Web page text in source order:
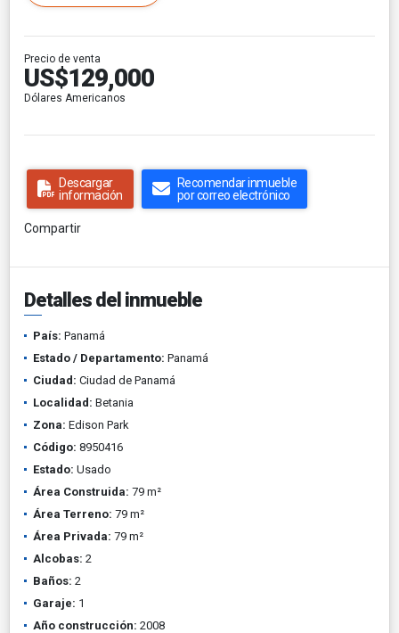
Precio de venta
US$129,000
Dólares Americanos
Descargar
información
Recomendar inmueble
por correo electrónico
Compartir
Detalles del inmueble
País: Panamá
Estado / Departamento: Panamá
Ciudad: Ciudad de Panamá
Localidad: Betania
Zona: Edison Park
Código: 8950416
Estado: Usado
Área Construida: 79 m²
Área Terreno: 79 m²
Área Privada: 79 m²
Alcobas: 2
Baños: 2
Garaje: 1
Año construcción: 2008